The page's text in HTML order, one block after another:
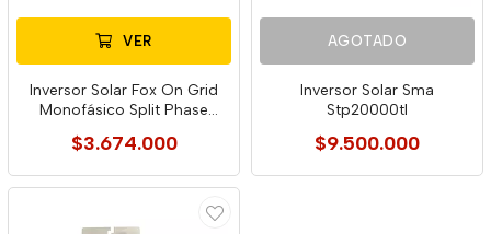
VER
Inversor Solar Fox On Grid
Monofásico Split Phase
$3.674.000
AGOTADO
Inversor Solar Sma
Stp20000tl
$9.500.000